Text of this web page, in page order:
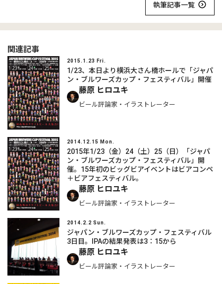
執筆記事一覧
関連記事
2015.1.23 Fri.
1/23、本日より横浜大さん橋ホールで「ジャパ
ン・ブルワーズカップ・フェスティバル」開催
藤原 ヒロユキ
ビール評論家・イラストレーター
2014.12.15 Mon.
2015年1/23（金）24（土）25（日）「ジャパ
ン・ブルワーズカップ・フェスティバル」開
催。15年初のビッグビアイベントはビアコンペ
＋ビアフェスティバル。
藤原 ヒロユキ
ビール評論家・イラストレーター
2014.2.2 Sun.
ジャパン・ブルワーズカップ・フェスティバル
3日目。IPAの結果発表は3：15から
藤原 ヒロユキ
ビール評論家・イラストレーター